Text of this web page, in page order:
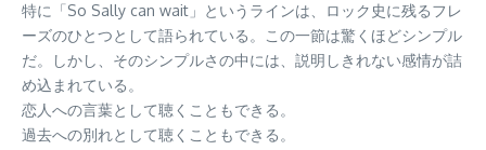
特に「So Sally can wait」というラインは、ロック史に残るフレ
ーズのひとつとして語られている。この一節は驚くほどシンプル
だ。しかし、そのシンプルさの中には、説明しきれない感情が詰
め込まれている。
恋人への言葉として聴くこともできる。
過去への別れとして聴くこともできる。